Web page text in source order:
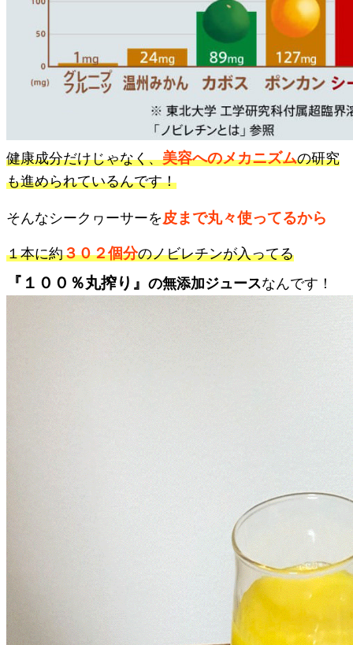
健康成分だけじゃなく、美容へのメカニズムの研究
も進められているんです！
そんなシークヮーサーを 皮まで丸々使ってるから
１本に約３０２個分のノビレチンが入ってる
『１００％丸搾り』 の無添加ジュースなんです！